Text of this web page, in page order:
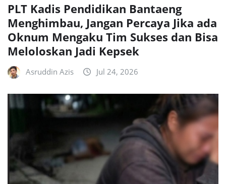
PLT Kadis Pendidikan Bantaeng
Menghimbau, Jangan Percaya Jika ada
Oknum Mengaku Tim Sukses dan Bisa
Meloloskan Jadi Kepsek
Asruddin Azis Jul 24, 2026